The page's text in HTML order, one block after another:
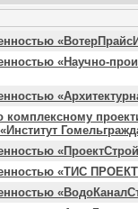
«Научно-
комплексному
«ТИС